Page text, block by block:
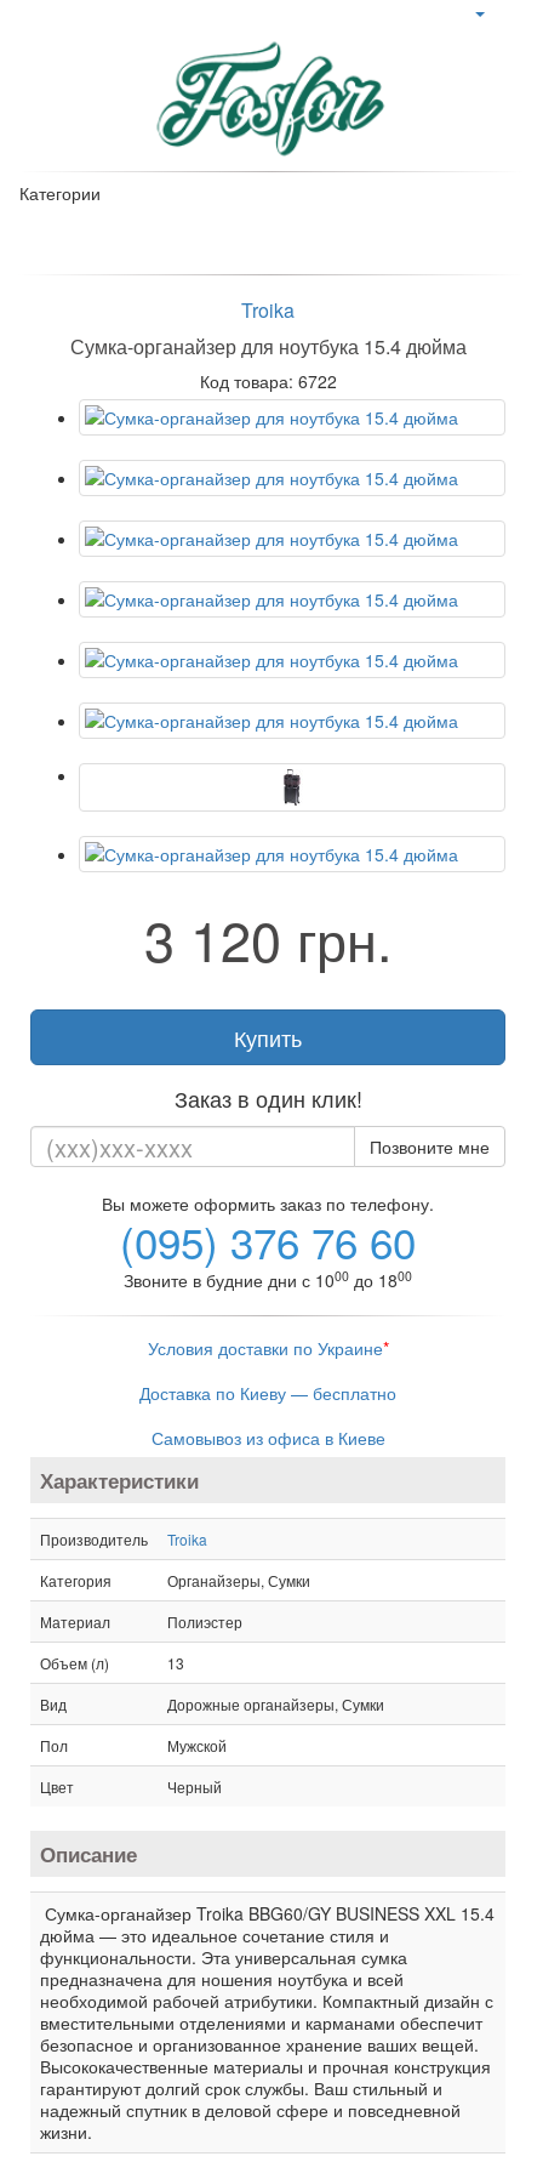
Категории
Troika
Сумка-органайзер для ноутбука 15.4 дюйма
Код товара: 6722
3 120 грн.
Купить
Заказ в один клик!
Позвоните мне
Вы можете оформить заказ по телефону.
(095) 376 76 60
Звоните в будние дни с 1000 до 1800
Условия доставки по Украине*
Доставка по Киеву — бесплатно
Самовывоз из офиса в Киеве
Характеристики
Производитель
Troika
Категория
Органайзеры, Сумки
Материал
Полиэстер
Объем (л)
13
Вид
Дорожные органайзеры, Сумки
Пол
Мужской
Цвет
Черный
Описание
Сумка-органайзер Troika BBG60/GY BUSINESS XXL 15.4
дюйма — это идеальное сочетание стиля и
функциональности. Эта универсальная сумка
предназначена для ношения ноутбука и всей
необходимой рабочей атрибутики. Компактный дизайн с
вместительными отделениями и карманами обеспечит
безопасное и организованное хранение ваших вещей.
Высококачественные материалы и прочная конструкция
гарантируют долгий срок службы. Ваш стильный и
надежный спутник в деловой сфере и повседневной
жизни.